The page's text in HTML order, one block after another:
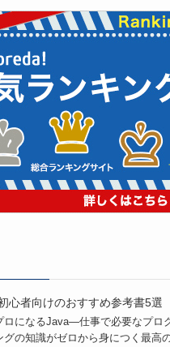
心者向けのおすすめ参考書5選
ロになるJava―仕事で必要なプロ
グの知識がゼロから身につく最高